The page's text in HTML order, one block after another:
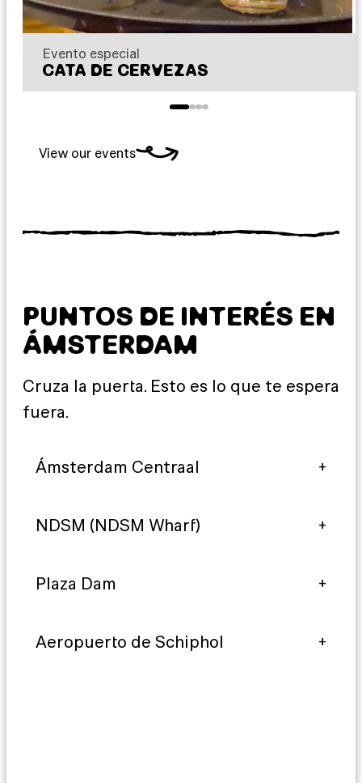
Evento especial
CATA DE CERVEZAS
View our events
PUNTOS DE INTERÉS EN
ÁMSTERDAM
Cruza la puerta. Esto es lo que te espera
fuera.
Ámsterdam Centraal
NDSM (NDSM Wharf)
Plaza Dam
Aeropuerto de Schiphol